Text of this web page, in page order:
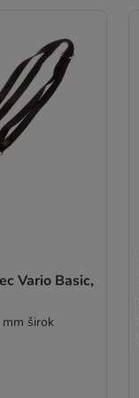
Vario Basic,
širok